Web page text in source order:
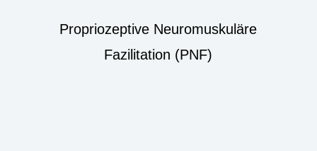
Propriozeptive Neuromuskuläre
Fazilitation (PNF)